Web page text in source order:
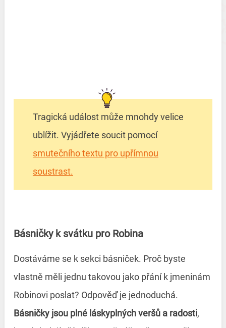
Tragická událost může mnohdy velice
ublížit. Vyjádřete soucit pomocí
smutečního textu pro upřímnou
soustrast.
Básničky k svátku pro Robina
Dostáváme se k sekci básniček. Proč byste
vlastně měli jednu takovou jako přání k jmeninám
Robinovi poslat? Odpověď je jednoduchá.
Básničky jsou plné láskyplných veršů a radosti,